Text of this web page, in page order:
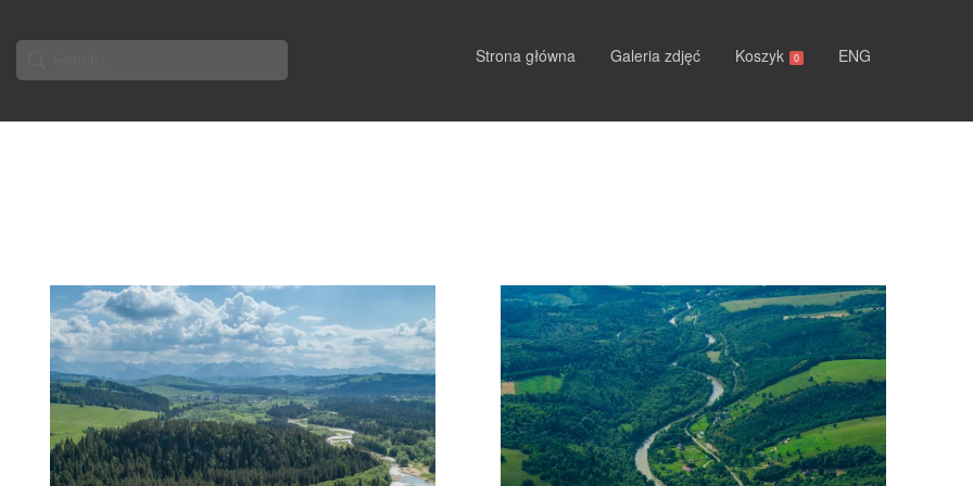
Search
for:
Strona główna Galeria zdjęć Koszyk 0 ENG